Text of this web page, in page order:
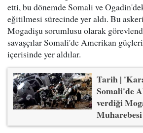
etti, bu dönemde Somali ve
eğitilmesi sürecinde yer aldı. Bu
Mogadişu sorumlusu olarak
savaşçılar Somali'de Amerikan
içerisinde yer aldılar.
Tarih |
Somali'de
verdiği
Muharebesi